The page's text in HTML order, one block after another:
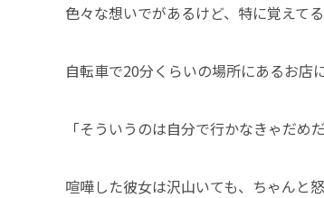
色々な想いでがあるけど、特に覚えて
自転車で20分くらいの場所にあるお店
「そういうのは自分で行かなきゃだめ
喧嘩した彼女は沢山いても、ちゃんと